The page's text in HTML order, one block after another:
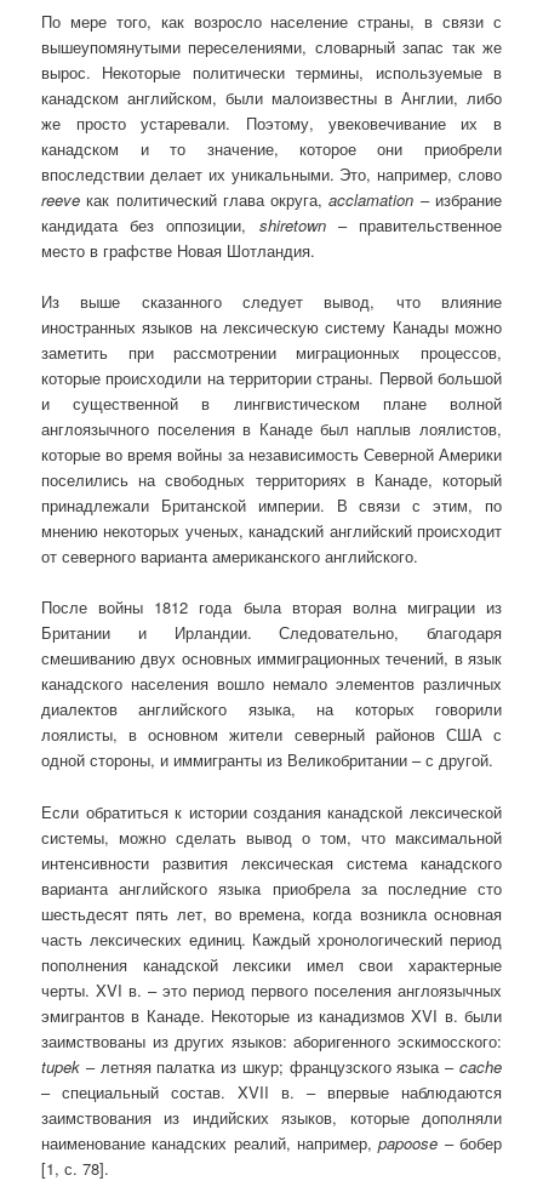
По мере того, как возросло население страны, в связи с
вышеупомянутыми переселениями, словарный запас так же
вырос. Некоторые политически термины, используемые в
канадском английском, были малоизвестны в Англии, либо
же просто устаревали. Поэтому, увековечивание их в
канадском и то значение, которое они приобрели
впоследствии делает их уникальными. Это, например, слово
reeveкак политический глава округа,acclamation – избрание
кандидата без оппозиции, shiretown– правительственное
место в графстве Новая Шотландия.
Из выше сказанного следует вывод, что влияние
иностранных языков на лексическую систему Канады можно
заметить при рассмотрении миграционных процессов,
которые происходили на территории страны. Первой большой
и существенной в лингвистическом плане волной
англоязычного поселения в Канаде был наплыв лоялистов,
которые во время войны за независимость Северной Америки
поселились на свободных территориях в Канаде, который
принадлежали Британской империи. В связи с этим, по
мнению некоторых ученых, канадский английский происходит
от северного варианта американского английского.
После войны 1812 года была вторая волна миграции из
Британии и Ирландии. Следовательно, благодаря
смешиванию двух основных иммиграционных течений, в язык
канадского населения вошло немало элементов различных
диалектов английского языка, на которых говорили
лоялисты, в основном жители северный районов США с
одной стороны, и иммигранты из Великобритании – с другой.
Если обратиться к истории создания канадской лексической
системы, можно сделать вывод о том, что максимальной
интенсивности развития лексическая система канадского
варианта английского языка приобрела за последние сто
шестьдесят пять лет, во времена, когда возникла основная
часть лексических единиц. Каждый хронологический период
пополнения канадской лексики имел свои характерные
черты. XVI в. – это период первого поселения англоязычных
эмигрантов в Канаде. Некоторые из канадизмов XVI в. были
заимствованы из других языков: аборигенного эскимосского:
tupek – летняя палатка из шкур; французского языка – cache
– специальный состав. XVII в. – впервые наблюдаются
заимствования из индийских языков, которые дополняли
наименование канадских реалий, например,papoose – бобер
[1, с. 78].